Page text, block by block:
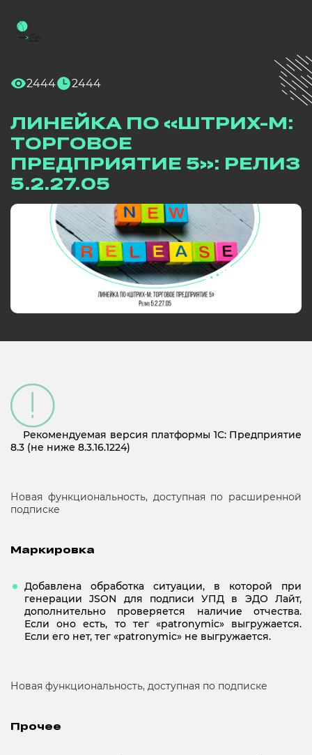
2444 2444
ЛИНЕЙКА ПО «ШТРИХ-М:
ТОРГОВОЕ
ПРЕДПРИЯТИЕ 5»: РЕЛИЗ
5.2.27.05
Рекомендуемая версия платформы 1С: Предприятие
8.3 (не ниже 8.3.16.1224)
Новая функциональность, доступная по расширенной
подписке
Маркировка
Добавлена обработка ситуации, в которой при
генерации JSON для подписи УПД в ЭДО Лайт,
дополнительно проверяется наличие отчества.
Если оно есть, то тег «patronymic» выгружается.
Если его нет, тег «patronymic» не выгружается.
Новая функциональность, доступная по подписке
Прочее